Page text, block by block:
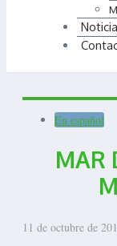
En español
MAR
11 de octubre de